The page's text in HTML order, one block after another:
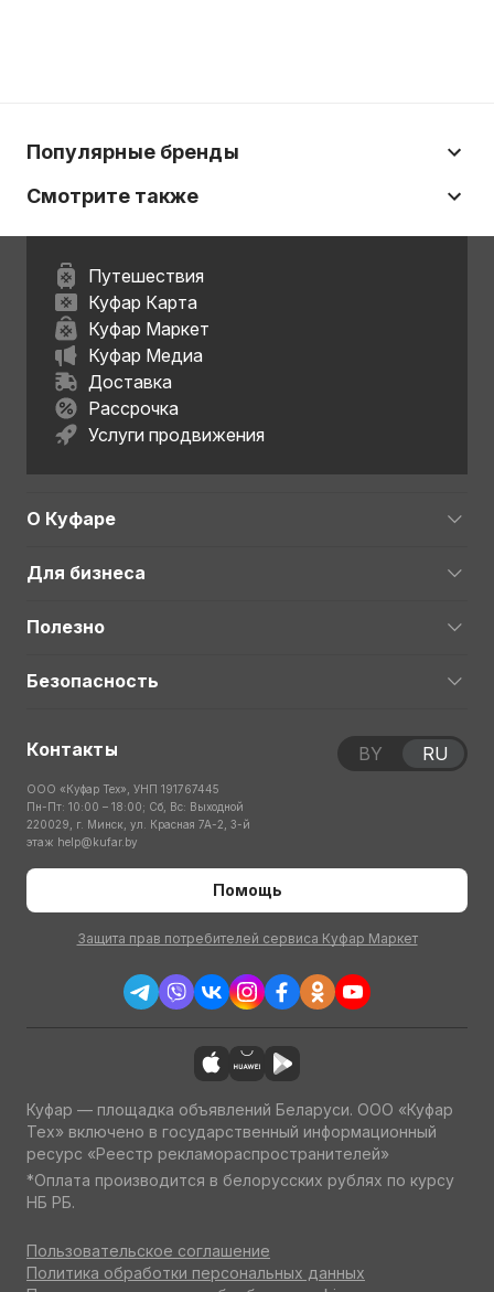
Популярные бренды
Смотрите также
Путешествия
Куфар Карта
Куфар Маркет
Куфар Медиа
Доставка
Рассрочка
Услуги продвижения
О Куфаре
Для бизнеса
Полезно
Безопасность
Контакты
ООО «Куфар Тех», УНП 191767445
Пн-Пт: 10:00 – 18:00; Сб, Вс: Выходной
220029, г. Минск, ул. Красная 7А-2, 3-й
этаж help@kufar.by
Помощь
Защита прав потребителей сервиса Куфар Маркет
BY RU
Куфар — площадка объявлений Беларуси. ООО «Куфар
Тех» включено в государственный информационный
ресурс «Реестр рекламораспространителей»
*Оплата производится в белорусских рублях по курсу
НБ РБ.
Пользовательское соглашение
Политика обработки персональных данных